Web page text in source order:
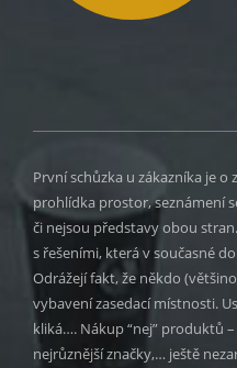
První schůzka u zákazníka je o
prohlídka prostor, seznámení
či nejsou představy obou
s řešeními, která v současné
Odrážejí fakt, že někdo
vybavení zasedací místnosti.
kliká…. Nákup “nej” produktů
nejrůznější značky,… ještě